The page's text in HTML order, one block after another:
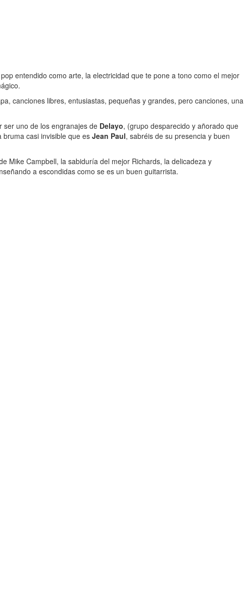
entendido como arte, la electricidad que te pone a tono como el mejor
canciones libres, entusiastas, pequeñas y grandes, pero canciones, una
ser uno de los engranajes de Delayo, (grupo desparecido y añorado que
casi invisible que es Jean Paul, sabréis de su presencia y buen
Mike Campbell, la sabiduría del mejor Richards, la delicadeza y
a escondidas como se es un buen guitarrista.